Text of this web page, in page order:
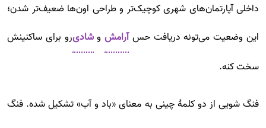
داخلی آپارتمان‌های شهری کوچیک‌تر و طراحی‌ اون‌ها ضعیف‌تر شدن؛
این وضعیت می‌تونه دریافت حسآرامشوشادیرو برای ساکنینش
سخت کنه.
فنگ شویی از دو کلمۀ چینی به معنای «باد و آب» تشکیل شده. فنگ